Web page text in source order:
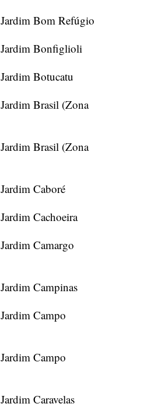
Bom Refúgio
Jardim Bonfiglioli
Botucatu
Brasil (Zona
Brasil (Zona
Caboré
Cachoeira
Camargo
Campinas
Campo
Campo
Caravelas